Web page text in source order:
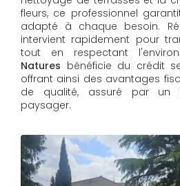
fleurs, ce professionnel
adapté à chaque besoin.
intervient rapidement pour
tout en respectant
Natures bénéficie du crédit
offrant ainsi des avantages
de qualité, assuré par un
paysager.